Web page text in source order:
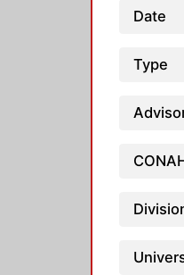
Date
Type